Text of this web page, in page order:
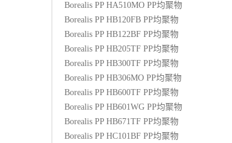
Borealis PP HA510MO PP均聚物
Borealis PP HB120FB PP均聚物
Borealis PP HB122BF PP均聚物
Borealis PP HB205TF PP均聚物
Borealis PP HB300TF PP均聚物
Borealis PP HB306MO PP均聚物
Borealis PP HB600TF PP均聚物
Borealis PP HB601WG PP均聚物
Borealis PP HB671TF PP均聚物
Borealis PP HC101BF PP均聚物